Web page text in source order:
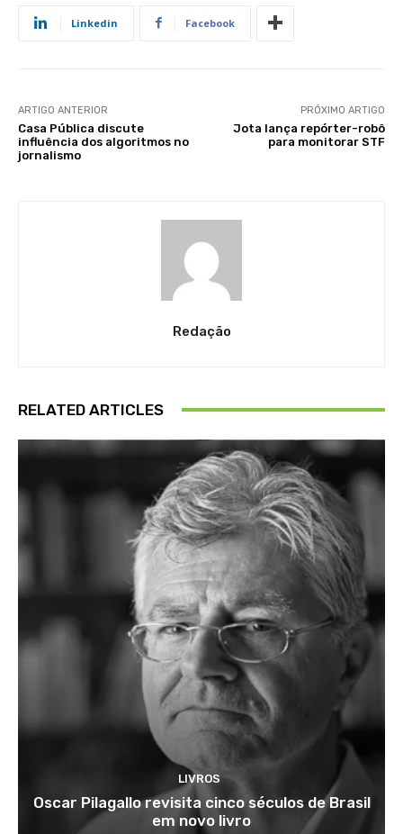
Linkedin Facebook
ARTIGO ANTERIOR
Casa Pública discute
influência dos algoritmos no
jornalismo
PRÓXIMO ARTIGO
Jota lança repórter-robô
para monitorar STF
Redação
RELATED ARTICLES
LIVROS
Oscar Pilagallo revisita cinco séculos de Brasil
em novo livro